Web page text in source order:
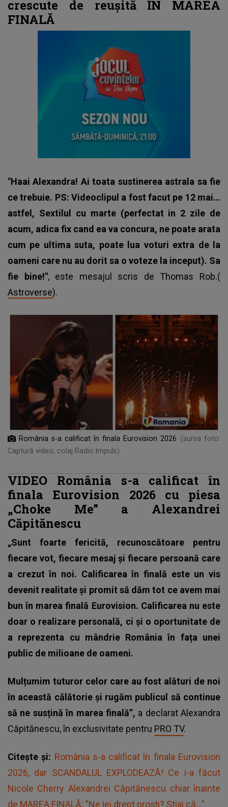
crescute de reușită ÎN MAREA
FINALĂ
"Haai Alexandra! Ai toata sustinerea astrala sa fie
ce trebuie. PS: Videoclipul a fost facut pe 12 mai…
astfel, Sextilul cu marte (perfectat in 2 zile de
acum, adica fix cand ea va concura, ne poate arata
cum pe ultima suta, poate lua voturi extra de la
oameni care nu au dorit sa o voteze la inceput). Sa
fie bine!", este mesajul scris de Thomas Rob.(
Astroverse).
România s-a calificat în finala Eurovision 2026
(sursa foto:
Captură video, colaj Radio Impuls)
VIDEO România s-a calificat în
finala Eurovision 2026 cu piesa
„Choke Me” a Alexandrei
Căpitănescu
„Sunt foarte fericită, recunoscătoare pentru
fiecare vot, fiecare mesaj și fiecare persoană care
a crezut în noi. Calificarea în finală este un vis
devenit realitate și promit să dăm tot ce avem mai
bun în marea finală Eurovision. Calificarea nu este
doar o realizare personală, ci și o oportunitate de
a reprezenta cu mândrie România în fața unei
public de milioane de oameni.
Mulțumim tuturor celor care au fost alături de noi
în această călătorie și rugăm publicul să continue
să ne susțină în marea finală”, a declarat Alexandra
Căpitănescu, în exclusivitate pentru PRO TV.
Citește și: România s-a calificat în finala Eurovision
2026, dar SCANDALUL EXPLODEAZĂ! Ce i-a făcut
Nicole Cherry Alexandrei Căpitănescu chiar înainte
de MAREA FINALĂ: "Ne iei drept proști? Știai că..."